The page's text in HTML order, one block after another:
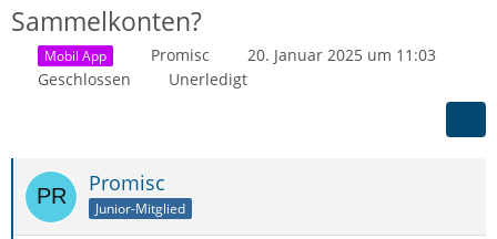
Sammelkonten?
Mobil App Promisc
20. Januar 2025 um 11:03
Geschlossen
Unerledigt
Promisc
Junior-Mitglied